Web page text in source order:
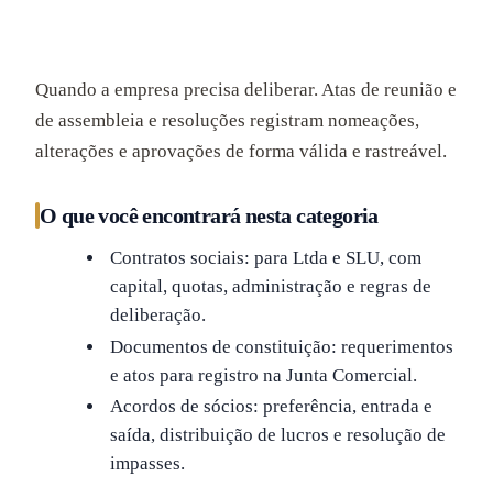
Quando a empresa precisa deliberar. Atas de reunião e
de assembleia e resoluções registram nomeações,
alterações e aprovações de forma válida e rastreável.
O que você encontrará nesta categoria
Contratos sociais: para Ltda e SLU, com
capital, quotas, administração e regras de
deliberação.
Documentos de constituição: requerimentos
e atos para registro na Junta Comercial.
Acordos de sócios: preferência, entrada e
saída, distribuição de lucros e resolução de
impasses.